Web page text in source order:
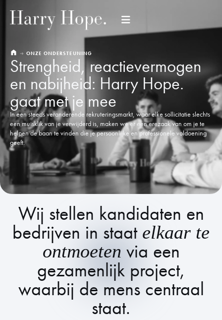
ONZE ONDERSTEUNING
Strengheid, reactievermogen
en nabijheid: Harry Hope.
gaat met je mee
In een steeds veranderende rekruteringsmarkt, waar elke sollicitatie slechts
een muisklik van je verwijderd is, maken we er een erezaak van om je te
helpen de baan te vinden die je persoonlijke en professionele voldoening
geeft.
Wij stellen kandidaten en
bedrijven in staat elkaar te
ontmoeten via een
gezamenlijk project,
waarbij de mens centraal
staat.